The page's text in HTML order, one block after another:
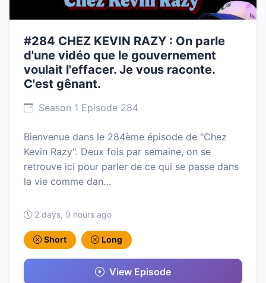
#284 CHEZ KEVIN RAZY : On parle
d'une vidéo que le gouvernement
voulait l'effacer. Je vous raconte.
C'est gênant.
Season 1 Episode 284
Bienvenue dans le 284ème épisode de "Chez
Kevin Razy". Deux fois par semaine, on se
retrouve ici pour parler de ce qui se passe dans
la vie comme dan…
2 days, 9 hours ago
Short Long
View Episode